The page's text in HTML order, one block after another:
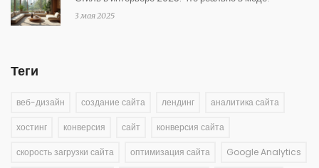
3 мая 2025
Теги
веб-дизайн создание сайта лендинг аналитика сайта
хостинг конверсия сайт конверсия сайта
скорость загрузки сайта оптимизация сайта Google Analytics